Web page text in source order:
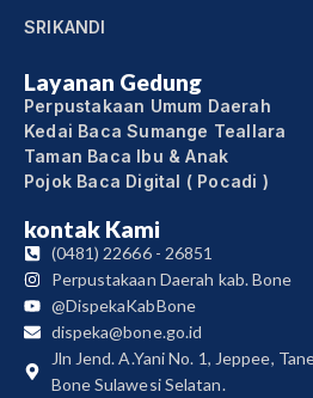
SRIKANDI
Layanan Gedung
Perpustakaan Umum Daerah
Kedai Baca Sumange Teallara
Taman Baca Ibu & Anak
Pojok Baca Digital ( Pocadi )
kontak Kami
(0481) 22666 - 26851
Perpustakaan Daerah kab. Bone
@DispekaKabBone
dispeka@bone.go.id
Jln Jend. A.Yani No. 1, Jeppee,
Bone Sulawesi Selatan.